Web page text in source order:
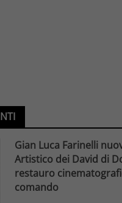
Gian Luca Farinelli
Artistico dei David di
restauro
comando